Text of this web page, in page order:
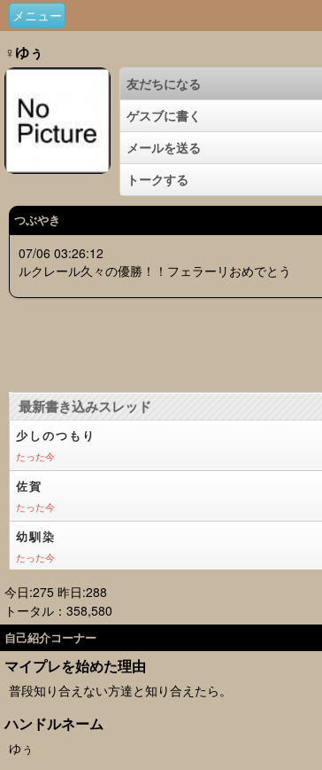
メニュー
♀ゆぅ
友だちになる
ゲスブに書く
メールを送る
トークする
つぶやき
07/06 03:26:12
ルクレール久々の優勝！！フェラーリおめでとう
今日:275 昨日:288
トータル：358,580
自己紹介コーナー
マイプレを始めた理由
普段知り合えない方達と知り合えたら。
ハンドルネーム
ゆぅ